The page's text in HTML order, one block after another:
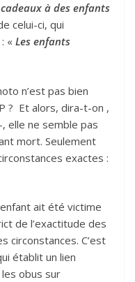
à des enfants
celui-ci, qui
« Les enfants
n’est pas bien
? Et alors, dira-t-on ,
elle ne semble pas
mort. Seulement
exactes :
ait été victime
de l’exactitude des
circonstances. C’est
établit un lien
obus sur